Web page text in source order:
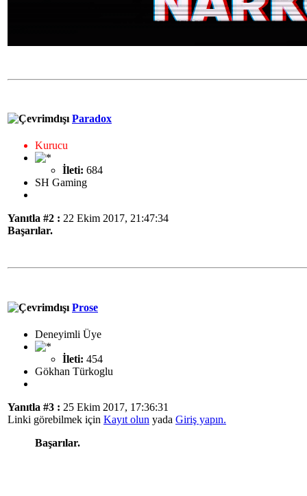
Paradox
Kurucu
İleti: 684
SH Gaming
Yanıtla #2 : 22 Ekim 2017, 21:47:34
Başarılar.
Prose
Deneyimli Üye
İleti: 454
Gökhan Türkoglu
Yanıtla #3 : 25 Ekim 2017, 17:36:31
Linki görebilmek için Kayıt olun yada Giriş yapın.
Başarılar.